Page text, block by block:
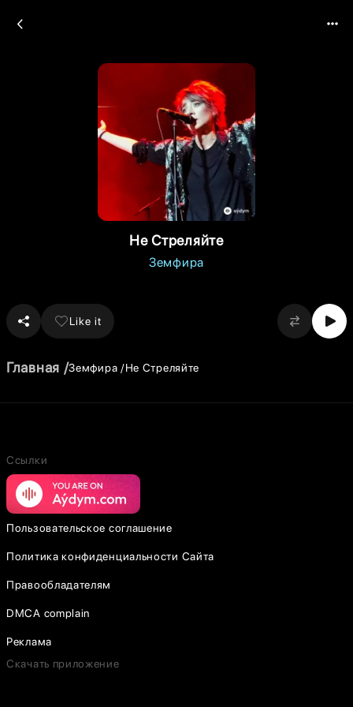
Не Стреляйте
Земфира
Like it
Главная Земфира Не Стреляйте
Ссылки
Пользовательское соглашение
Политика конфиденциальности Сайта
Правообладателям
DMCA complain
Реклама
Скачать приложение